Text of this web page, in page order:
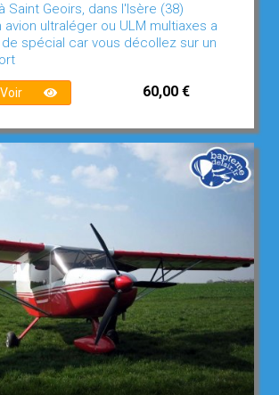
Saint Geoirs, dans l'Isère (38)
ultraléger ou ULM multiaxes a
spécial car vous décollez sur un
Voir 60,00 €